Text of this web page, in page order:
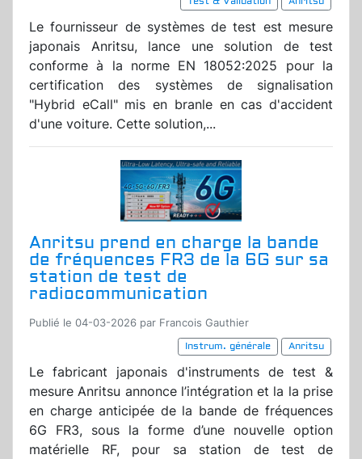
Le fournisseur de systèmes de test est mesure
japonais Anritsu, lance une solution de test
conforme à la norme EN 18052:2025 pour la
certification des systèmes de signalisation
"Hybrid eCall" mis en branle en cas d'accident
d'une voiture. Cette solution,...
Anritsu prend en charge la bande
de fréquences FR3 de la 6G sur sa
station de test de
radiocommunication
Publié le 04-03-2026 par Francois Gauthier
Instrum. générale
Anritsu
Le fabricant japonais d'instruments de test &
mesure Anritsu annonce l’intégration et la la prise
en charge anticipée de la bande de fréquences
6G FR3, sous la forme d’une nouvelle option
matérielle RF, pour sa station de test de